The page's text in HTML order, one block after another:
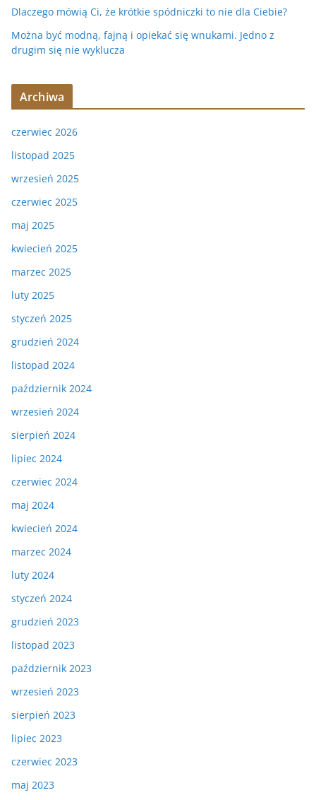
Dlaczego mówią Ci, że krótkie spódniczki to nie dla Ciebie?
Można być modną, fajną i opiekać się wnukami. Jedno z
drugim się nie wyklucza
Archiwa
czerwiec 2026
listopad 2025
wrzesień 2025
czerwiec 2025
maj 2025
kwiecień 2025
marzec 2025
luty 2025
styczeń 2025
grudzień 2024
listopad 2024
październik 2024
wrzesień 2024
sierpień 2024
lipiec 2024
czerwiec 2024
maj 2024
kwiecień 2024
marzec 2024
luty 2024
styczeń 2024
grudzień 2023
listopad 2023
październik 2023
wrzesień 2023
sierpień 2023
lipiec 2023
czerwiec 2023
maj 2023